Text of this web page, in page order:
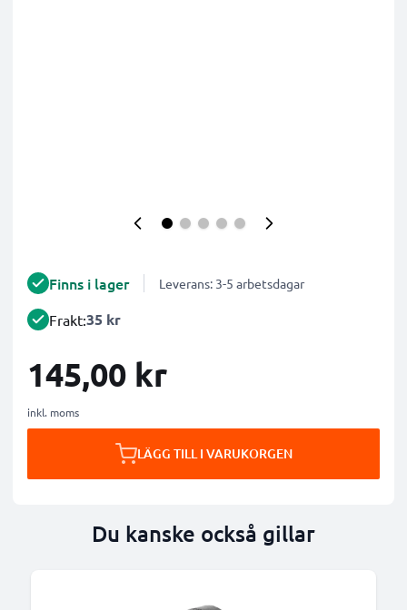
Finns i lager Leverans: 3-5 arbetsdagar
Frakt:35 kr
145,00 kr
inkl. moms
LÄGG TILL I VARUKORGEN
Du kanske också gillar